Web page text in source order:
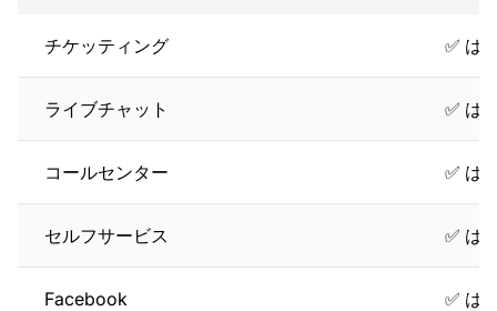
チケッティング ✅ は
ライブチャット ✅ は
コールセンター ✅ は
セルフサービス ✅ は
Facebook ✅ は